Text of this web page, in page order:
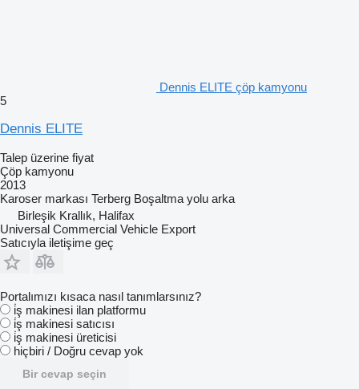
Dennis ELITE çöp kamyonu
5
Dennis ELITE
Talep üzerine fiyat
Çöp kamyonu
2013
Karoser markası Terberg Boşaltma yolu arka
Birleşik Krallık, Halifax
Universal Commercial Vehicle Export
Satıcıyla iletişime geç
Portalımızı kısaca nasıl tanımlarsınız?
i̇ş makinesi ilan platformu
i̇ş makinesi satıcısı
i̇ş makinesi üreticisi
hiçbiri / Doğru cevap yok
Bir cevap seçin